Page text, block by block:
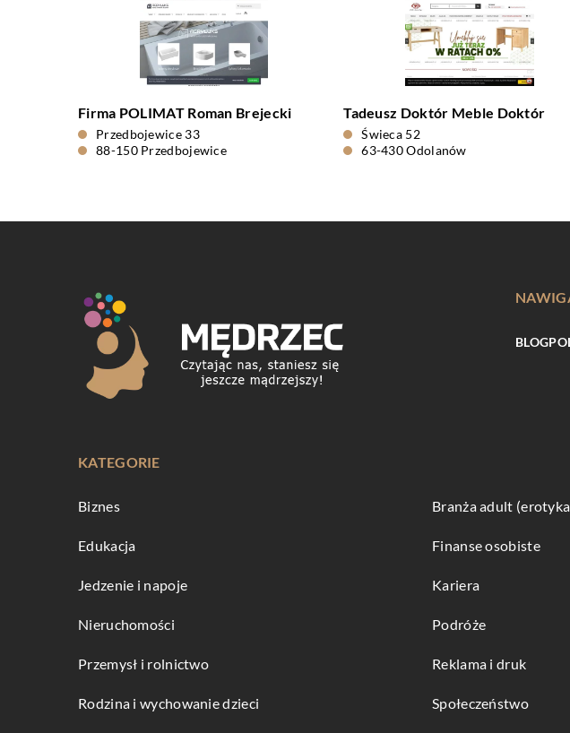
Firma POLIMAT Roman Brejecki
Przedbojewice 33
88-150 Przedbojewice
Tadeusz Doktór Meble Doktór
Świeca 52
63-430 Odolanów
BLOG
KATEGORIE
Biznes Branża adult
Edukacja Finanse osobiste
Jedzenie i napoje Kariera
Nieruchomości Podróże
Przemysł i rolnictwo Reklama i druk
Rodzina i wychowanie dzieci Społeczeństwo